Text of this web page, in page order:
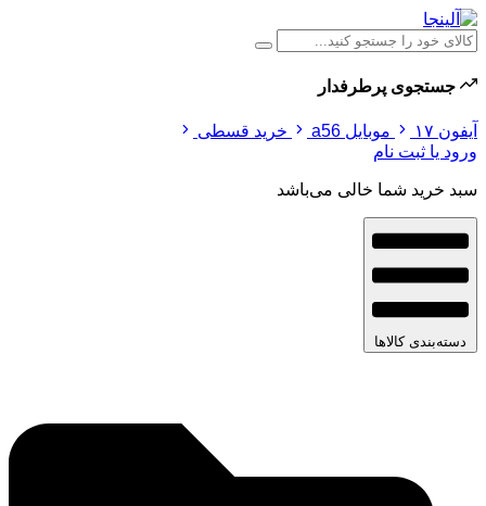
جستجوی پرطرفدار
آیفون ۱۷ موبایل a56
خرید قسطی
ورود یا ثبت نام
سبد خرید شما خالی می‌باشد
دسته‌بندی کالاها